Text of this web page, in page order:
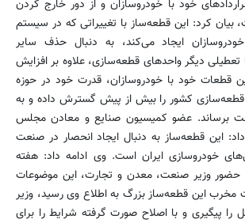
خود با خودروسازان و از دور خارج کردن
بیان کرد: این قطعه‌ساز با تغییراتی که در سیستم
ایجاد می‌کند، به دنبال حذف سایر
دیگر واحدهای قطعه‌سازی، علاوه بر افزایش
قطعات خود با خودروسازان، قدرت خود در حوزه
کشور را بیش از پیش گسترش داده و به
برساند. عضو کمیسیون صنایع و معادن مجلس
این قطعه‌ساز به دنبال ایجاد انحصار در صنعت
خودروسازی ایران است. وی ادامه داد: هفته
حضور وزیر صنعت، ‌معدن و تجارت، این موضوعات
مخرب این قطعه‌ساز بزرگ به اطلاع وی رسید، وزیر
را پیگیری و با اصلاح صورت گرفته شرایط را برای